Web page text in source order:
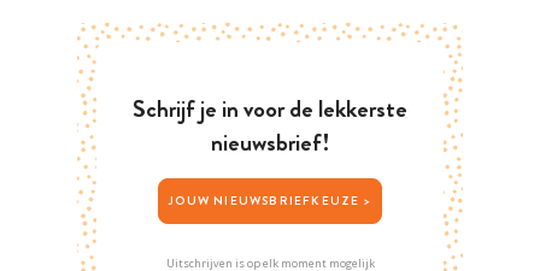
Schrijf je in voor de lekkerste
nieuwsbrief!
JOUW NIEUWSBRIEFKEUZE >
Uitschrijven is op elk moment mogelijk